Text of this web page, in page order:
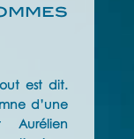
est dit.
d’une